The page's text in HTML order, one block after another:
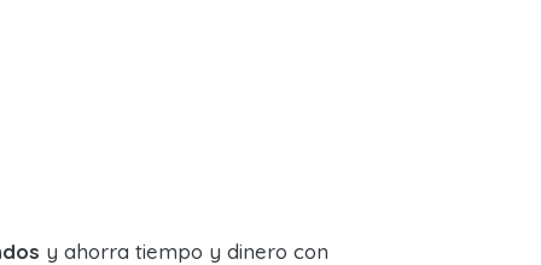
y ahorra tiempo y dinero con